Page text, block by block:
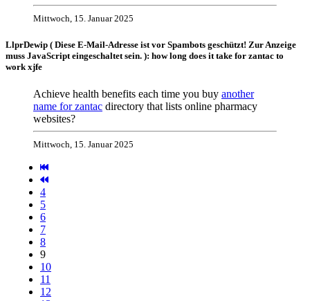
Mittwoch, 15. Januar 2025
LlprDewip ( Diese E-Mail-Adresse ist vor Spambots geschützt! Zur Anzeige
muss JavaScript eingeschaltet sein. ): how long does it take for zantac to
work xjfe
Achieve health benefits each time you buy another
name for zantac directory that lists online pharmacy
websites?
Mittwoch, 15. Januar 2025
4
5
6
7
8
9
10
11
12